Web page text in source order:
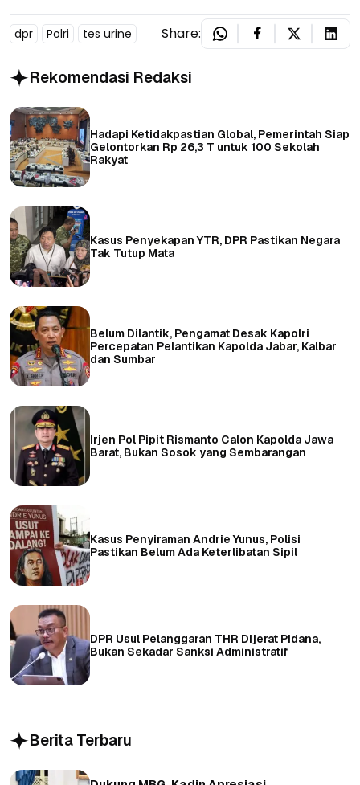
dpr Polri tes urine Share:
Rekomendasi Redaksi
Hadapi Ketidakpastian Global, Pemerintah Siap
Gelontorkan Rp 26,3 T untuk 100 Sekolah
Rakyat
Kasus Penyekapan YTR, DPR Pastikan Negara
Tak Tutup Mata
Belum Dilantik, Pengamat Desak Kapolri
Percepatan Pelantikan Kapolda Jabar, Kalbar
dan Sumbar
Irjen Pol Pipit Rismanto Calon Kapolda Jawa
Barat, Bukan Sosok yang Sembarangan
Kasus Penyiraman Andrie Yunus, Polisi
Pastikan Belum Ada Keterlibatan Sipil
DPR Usul Pelanggaran THR Dijerat Pidana,
Bukan Sekadar Sanksi Administratif
Berita Terbaru